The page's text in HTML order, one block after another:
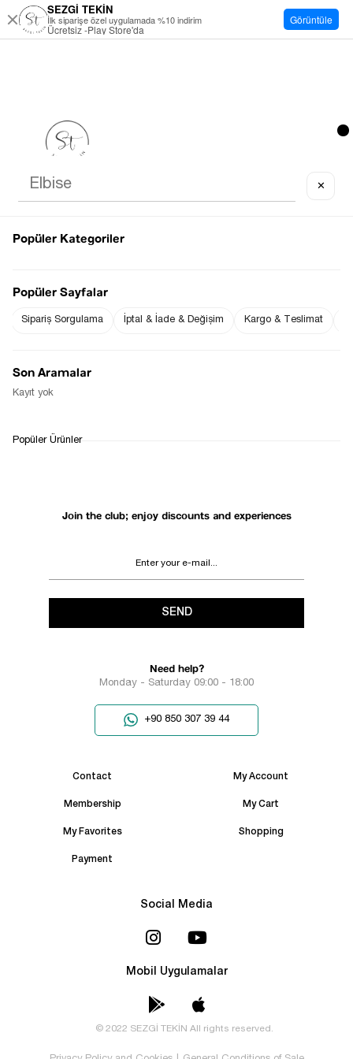
Join the club; enjoy discounts and experiences
SEND
Need help?
Monday - Saturday 09:00 - 18:00
+90 850 307 39 44
Contact My Account
Membership My Cart
My Favorites Shopping
Payment
Social Media
Mobil Uygulamalar
© 2022 SEZGİ TEKİN All rights reserved.
SEZGİ TEKİN
İlk siparişe özel uygulamada %10 indirim
Ücretsiz -Play Store'da
Görüntüle
✕
Popüler Kategoriler
Popüler Sayfalar
Sipariş Sorgulama İptal & İade & Değişim Kargo & Teslimat
Son Aramalar
Kayıt yok
Popüler Ürünler